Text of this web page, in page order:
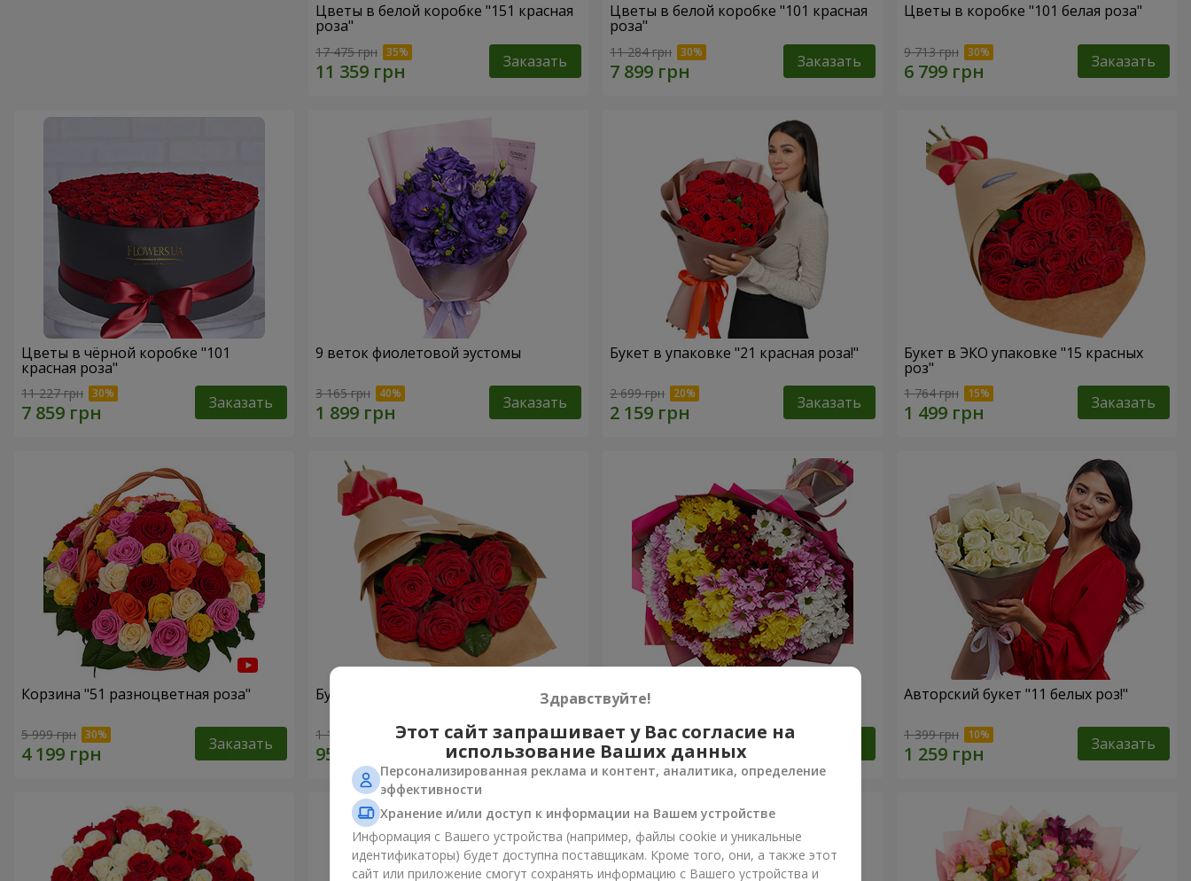
Цветы в белой коробке "151 красная
роза"
17 475 грн Заказать
Цветы в белой коробке "101 красная
роза"
11 284 грн Заказать
Цветы в коробке "101 белая роза"
9 713 грн Заказать
Цветы в чёрной коробке "101
красная роза"
11 227 грн Заказать
9 веток фиолетовой эустомы
3 165 грн Заказать
Букет в упаковке "21 красная роза!"
2 699 грн Заказать
Букет в ЭКО упаковке "15 красных
роз"
1 764 грн Заказать
Корзина "51 разноцветная роза"
5 999 грн Заказать
Букет в ЭКО упаковке "7 красных роз"
1 199 грн Заказать
25 разноцветных хризантем!
4 124 грн
Авторский букет "11 белых роз!"
1 399 грн Заказать
Здравствуйте!
Этот сайт запрашивает у Вас согласие на
использование Ваших данных
Персонализированная реклама и контент, аналитика, определение
эффективности
Хранение и/или доступ к информации на Вашем устройстве
Информация с Вашего устройства (например, файлы cookie и уникальные
идентификаторы) будет доступна поставщикам. Кроме того, они, а также этот
сайт или приложение смогут сохранять информацию с Вашего устройства и